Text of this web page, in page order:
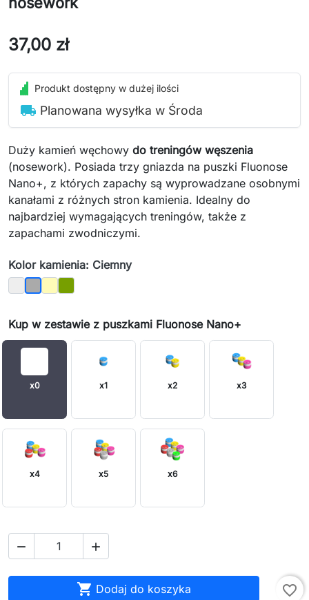
37,00 zł
Produkt dostępny w dużej ilości
local_shipping Planowana wysyłka w Środa
Duży kamień węchowy do treningów węszenia
(nosework). Posiada trzy gniazda na puszki Fluonose
Nano+, z których zapachy są wyprowadzane osobnymi
kanałami z różnych stron kamienia. Idealny do
najbardziej wymagających treningów, także z
zapachami zwodniczymi.
Kolor kamienia: Ciemny
JasnyCiemny
Piaskowy
Mech
Kup w zestawie z puszkami Fluonose Nano+
x0 x1 x2 x3
x4 x5 x6
 
 Dodaj do koszyka favorite_border